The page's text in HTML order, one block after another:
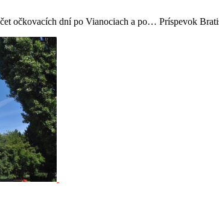
očkovacích dní po Vianociach a po… Príspevok